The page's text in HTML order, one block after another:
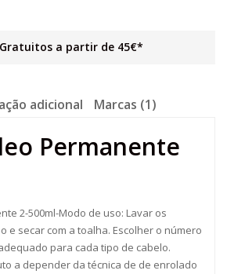
a partir de 45€*
adicional Marcas (1)
Permanente
2-500ml-Modo de uso: Lavar os
e secar com a toalha. Escolher o número
para cada tipo de cabelo.
a depender da técnica de de enrolado